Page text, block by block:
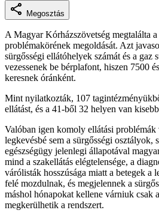
Megosztás
A Magyar Kórházszövetség megtalálta a
problémakörének megoldását. Azt
sürgősségi ellátóhelyek számát és a gaz
vezessenek be bérplafont, hiszen 7500
keresnek óránként.
Mint nyilatkozták, 107
ellátást, és a 41-ből 32 helyen van
Valóban igen komoly ellátási problémák
legkevésbé sem a sürgősségi osztályok,
egészségügy jelenlegi állapotával
mind a szakellátás elégtelensége, a
várólisták hosszúsága miatt a betegek a
felé mozdulnak, és megjelennek a
máshol hónapokat kellene várniuk csak
megkerülhetik a rendszert.